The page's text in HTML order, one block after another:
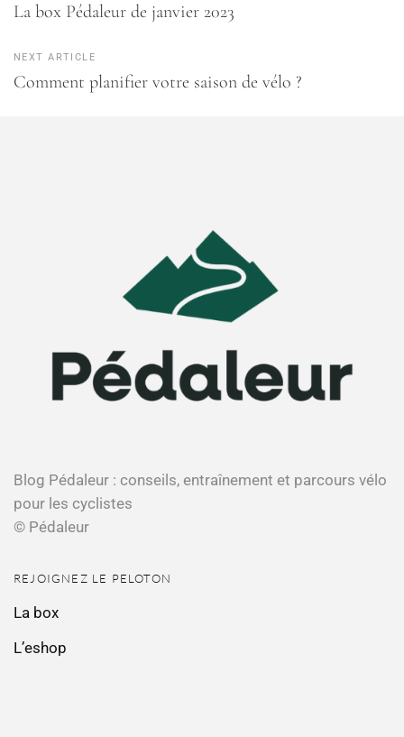
La box Pédaleur de janvier 2023
NEXT ARTICLE
Comment planifier votre saison de vélo ?
Blog Pédaleur : conseils, entraînement et parcours vélo
pour les cyclistes
© Pédaleur
REJOIGNEZ LE PELOTON
La box
L’eshop